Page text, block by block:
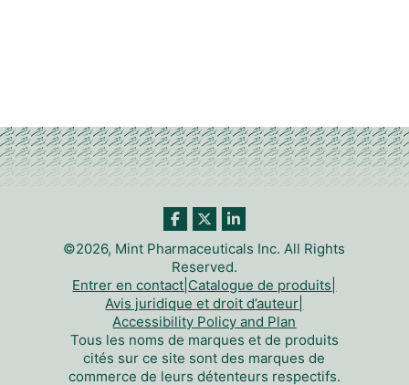
©2026, Mint Pharmaceuticals Inc. All Rights
Reserved.
Entrer en contact Catalogue de produits
Avis juridique et droit d’auteur
Accessibility Policy and Plan
Tous les noms de marques et de produits
cités sur ce site sont des marques de
commerce de leurs détenteurs respectifs.